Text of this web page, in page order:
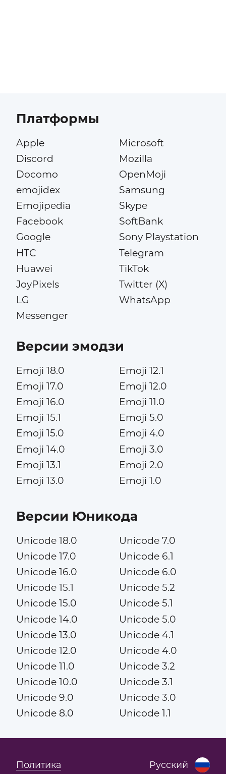
Платформы
Apple
Discord
Docomo
emojidex
Emojipedia
Facebook
Google
HTC
Huawei
JoyPixels
LG
Messenger
Microsoft
Mozilla
OpenMoji
Samsung
Skype
SoftBank
Sony Playstation
Telegram
TikTok
Twitter (X)
WhatsApp
Версии эмодзи
Emoji 18.0
Emoji 17.0
Emoji 16.0
Emoji 15.1
Emoji 15.0
Emoji 14.0
Emoji 13.1
Emoji 13.0
Emoji 12.1
Emoji 12.0
Emoji 11.0
Emoji 5.0
Emoji 4.0
Emoji 3.0
Emoji 2.0
Emoji 1.0
Версии Юникода
Unicode 18.0
Unicode 17.0
Unicode 16.0
Unicode 15.1
Unicode 15.0
Unicode 14.0
Unicode 13.0
Unicode 12.0
Unicode 11.0
Unicode 10.0
Unicode 9.0
Unicode 8.0
Unicode 7.0
Unicode 6.1
Unicode 6.0
Unicode 5.2
Unicode 5.1
Unicode 5.0
Unicode 4.1
Unicode 4.0
Unicode 3.2
Unicode 3.1
Unicode 3.0
Unicode 1.1
Русский
Политика